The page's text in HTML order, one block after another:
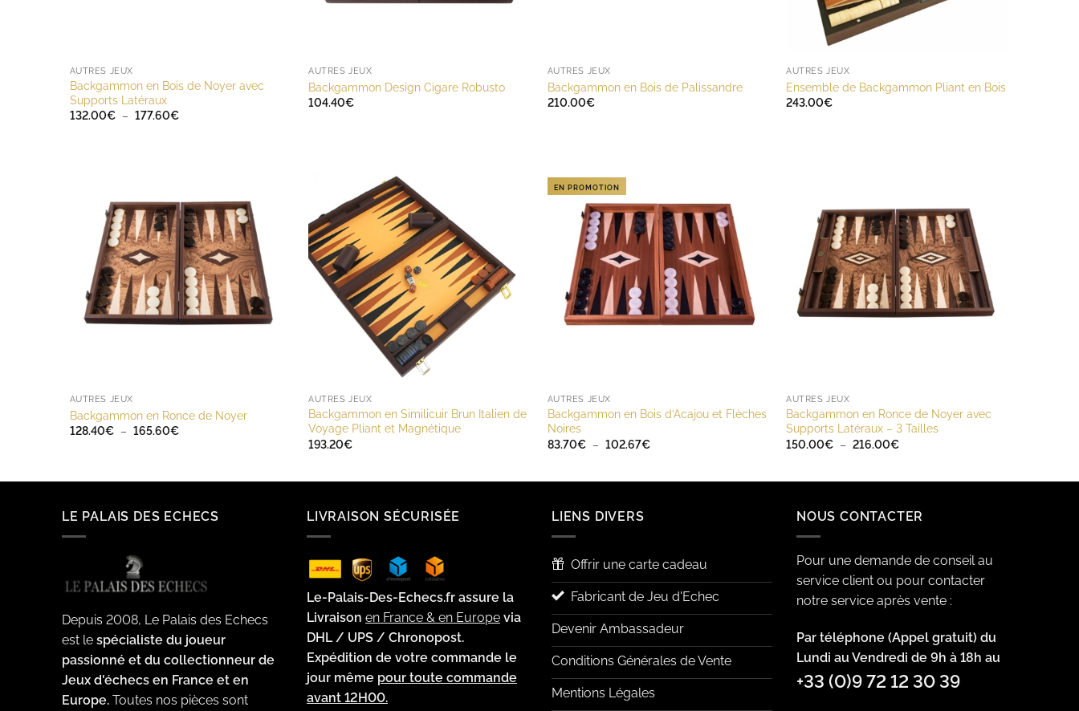
AUTRES JEUX
Backgammon en Bois de Noyer avec
Supports Latéraux
132.00€ – 177.60€Plage
AUTRES JEUX
Backgammon Design Cigare Robusto
104.40€
AUTRES JEUX
Backgammon en Bois de Palissandre
210.00€
AUTRES JEUX
Ensemble de Backgammon Pliant en Bois
243.00€
AUTRES JEUX
Backgammon en Ronce de Noyer
128.40€ – 165.60€Plage
165.60€
AUTRES JEUX
Backgammon en Similicuir Brun Italien de
Voyage Pliant et Magnétique
193.20€
EN PROMOTION
AUTRES JEUX
Backgammon en Bois d’Acajou et Flèches
Noires
83.70€ – 102.67€Plage
AUTRES JEUX
Backgammon en Ronce de Noyer avec
Supports Latéraux – 3 Tailles
150.00€ – 216.00€Plage
LE PALAIS DES ECHECS
Depuis 2008, Le Palais des Echecs
est le spécialiste du joueur
passionné et du collectionneur de
Jeux d'échecs en France et en
Europe. Toutes nos pièces sont
LIVRAISON SÉCURISÉE
Le-Palais-Des-Echecs.fr assure la
Livraison en France & en Europe via
DHL / UPS / Chronopost.
Expédition de votre commande le
jour même pour toute commande
avant 12H00.
LIENS DIVERS
Offrir une carte cadeau
Fabricant de Jeu d'Echec
Devenir Ambassadeur
Conditions Générales de Vente
Mentions Légales
NOUS CONTACTER
Pour une demande de conseil au
service client ou pour contacter
notre service après vente :
Par téléphone (Appel gratuit) du
Lundi au Vendredi de 9h à 18h au
+33 (0)9 72 12 30 39